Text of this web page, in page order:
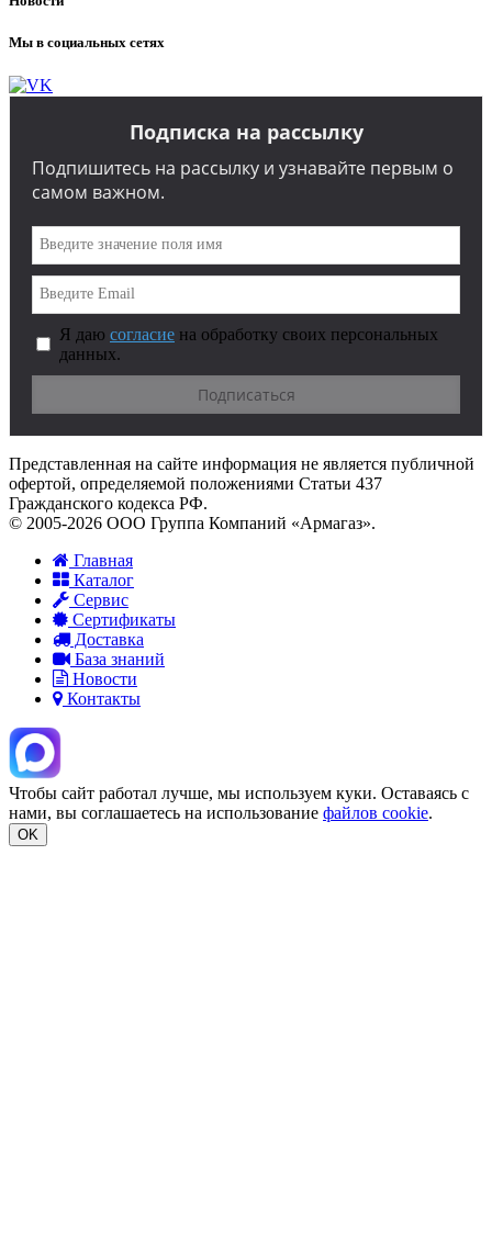
Мы в социальных сетях
Подписка на рассылку
Подпишитесь на рассылку и узнавайте первым о
самом важном.
Я даю согласие на обработку своих персональных
данных.
Представленная на сайте информация не является публичной
офертой, определяемой положениями Статьи 437
Гражданского кодекса РФ.
© 2005-2026 ООО Группа Компаний «Армагаз».
Главная
Каталог
Сервис
Сертификаты
Доставка
База знаний
Новости
Контакты
Чтобы сайт работал лучше, мы используем куки. Оставаясь с
нами, вы соглашаетесь на использование файлов cookie.
OK